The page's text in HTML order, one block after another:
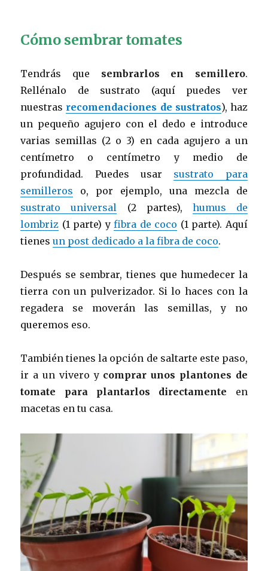
Cómo sembrar tomates
Tendrás que sembrarlos en semillero.
Rellénalo de sustrato (aquí puedes ver
nuestras recomendaciones de sustratos), haz
un pequeño agujero con el dedo e introduce
varias semillas (2 o 3) en cada agujero a un
centímetro o centímetro y medio de
profundidad. Puedes usar sustrato para
semilleros o, por ejemplo, una mezcla de
sustrato universal (2 partes), humus de
lombriz (1 parte) yfibra de coco (1 parte). Aquí
tienesun post dedicado a la fibra de coco.
Después se sembrar, tienes que humedecer la
tierra con un pulverizador. Si lo haces con la
regadera se moverán las semillas, y no
queremos eso.
También tienes la opción de saltarte este paso,
ir a un vivero y comprar unos plantones de
tomate para plantarlos directamente en
macetas en tu casa.